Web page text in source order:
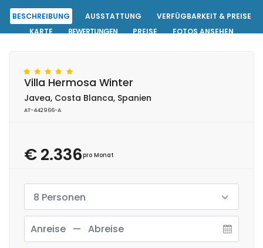
BESCHREIBUNG AUSSTATTUNG
VERFÜGBARKEIT & PREISE
KARTE
BEWERTUNGEN PREISE
FOTOS ANSEHEN
Villa Hermosa Winter
Javea, Costa Blanca, Spanien
AT-442966-A
€ 2.336pro Monat
8 Personen